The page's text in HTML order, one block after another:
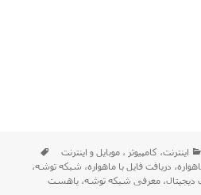
دسته‌ها
اينترنت، كامپيوتر ، موبایل و اينترنت
، دریافت فایل با ماهواره، شبکه توشه،
دیجیتال،معرفی شبکه توشه،یاهست